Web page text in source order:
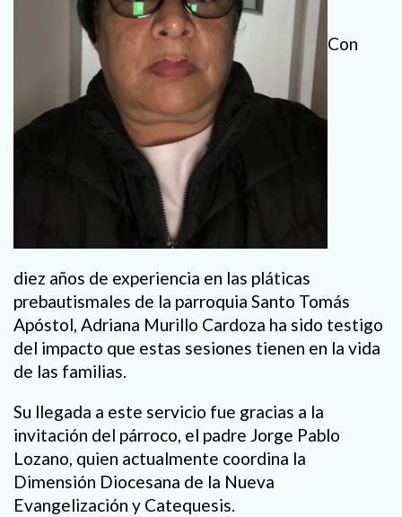
Con
diez años de experiencia en las pláticas
prebautismales de la parroquia Santo Tomás
Apóstol, Adriana Murillo Cardoza ha sido testigo
del impacto que estas sesiones tienen en la vida
de las familias.
Su llegada a este servicio fue gracias a la
invitación del párroco, el padre Jorge Pablo
Lozano, quien actualmente coordina la
Dimensión Diocesana de la Nueva
Evangelización y Catequesis.